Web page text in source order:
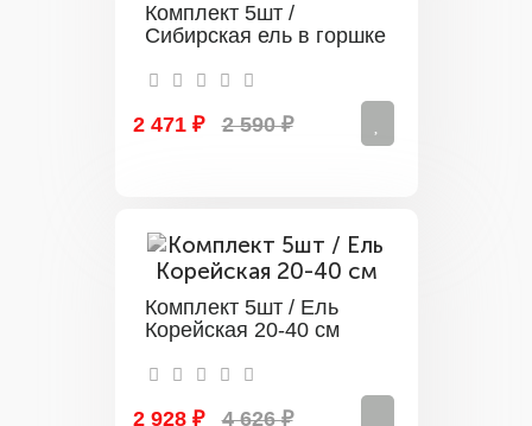
Комплект 5шт /
Сибирская ель в горшке
2 471 ₽ 2 590 ₽
Комплект 5шт / Ель
Корейская 20-40 см
2 928 ₽ 4 626 ₽